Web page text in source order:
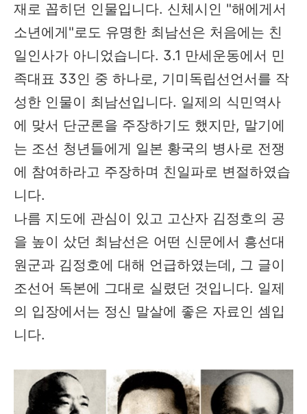
재로 꼽히던 인물입니다. 신체시인 "해에게서
소년에게"로도 유명한 최남선은 처음에는 친
일인사가 아니었습니다. 3.1 만세운동에서 민
족대표 33인 중 하나로, 기미독립선언서를 작
성한 인물이 최남선입니다. 일제의 식민역사
에 맞서 단군론을 주장하기도 했지만, 말기에
는 조선 청년들에게 일본 황국의 병사로 전쟁
에 참여하라고 주장하며 친일파로 변절하였습
니다.
나름 지도에 관심이 있고 고산자 김정호의 공
을 높이 샀던 최남선은 어떤 신문에서 흥선대
원군과 김정호에 대해 언급하였는데, 그 글이
조선어 독본에 그대로 실렸던 것입니다. 일제
의 입장에서는 정신 말살에 좋은 자료인 셈입
니다.